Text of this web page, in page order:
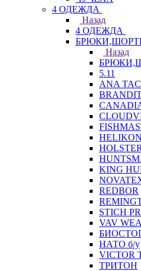
4 ОДЕЖДА
Назад
4 ОДЕЖДА
Назад
5.11
ANA
HELIKON
HOLSTER
KING
REDBOR
STICH
VAV
НАТО б/у
VICTOR
ТРИТОН